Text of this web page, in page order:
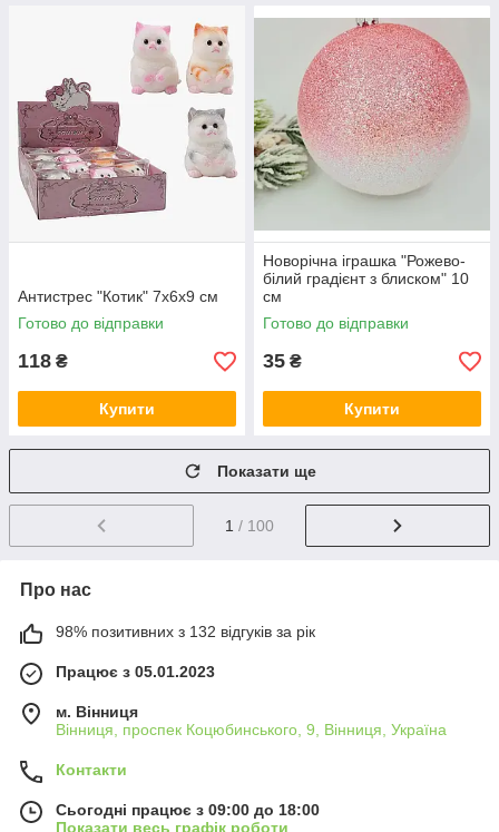
Антистрес "Котик" 7х6х9 см
Готово до відправки
118 ₴
Купити
Новорічна іграшка "Рожево-
білий градієнт з блиском" 10
см
Готово до відправки
35 ₴
Купити
Показати ще
1 / 100
Про нас
98% позитивних з 132 відгуків за рік
Працює з 05.01.2023
м. Вінниця
Вінниця, проспек Коцюбинського, 9, Вінниця, Україна
Контакти
Сьогодні працює з 09:00 до 18:00
Показати весь графік роботи